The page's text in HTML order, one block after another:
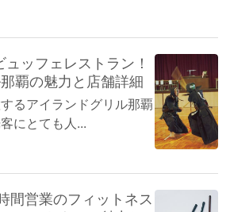
ッフェレストラン！
覇の魅力と店舗詳細
るアイランドグリル那覇
にとても人...
間営業のフィットネス